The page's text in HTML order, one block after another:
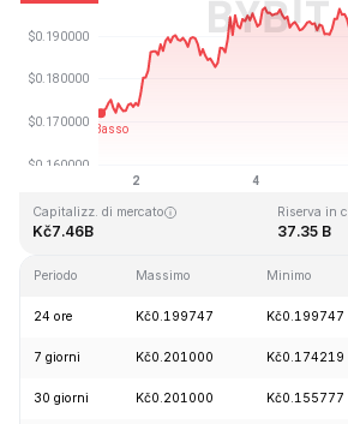
Ultimo aggiornamento: 2026-08-08, 08:58 GMT+0
Massimo storico
Capitalizz. di mercato
Kč7.46B
Riserva in
37.35 B
Periodo Massimo Minimo
24 ore Kč0.199747 Kč0.199747
7 giorni Kč0.201000 Kč0.174219
30 giorni Kč0.201000 Kč0.155777